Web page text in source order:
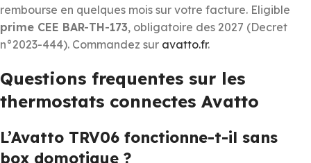
rembourse en quelques mois sur votre facture. Eligible
prime CEE BAR-TH-173, obligatoire des 2027 (Decret
n°2023-444). Commandez sur avatto.fr.
Questions frequentes sur les
thermostats connectes Avatto
L’Avatto TRV06 fonctionne-t-il sans
box domotique ?